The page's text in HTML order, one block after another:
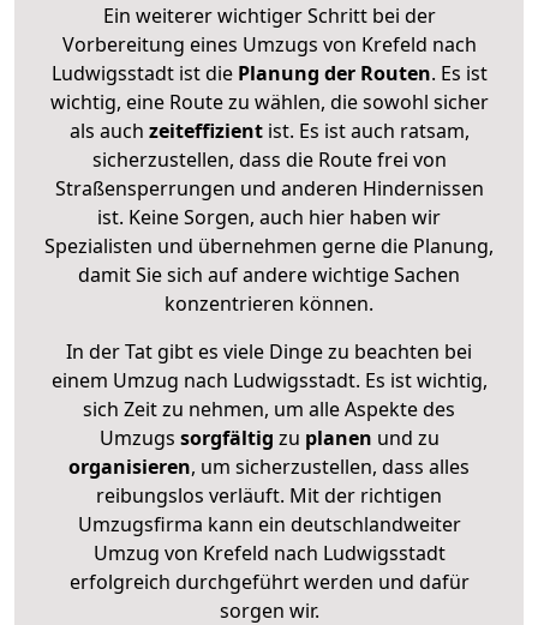
Ein weiterer wichtiger Schritt bei der
Vorbereitung eines Umzugs von Krefeld nach
Ludwigsstadt ist diePlanung der Routen. Es ist
wichtig, eine Route zu wählen, die sowohl sicher
als auch zeiteffizientist. Es ist auch ratsam,
sicherzustellen, dass die Route frei von
Straßensperrungen und anderen Hindernissen
ist. Keine Sorgen, auch hier haben wir
Spezialisten und übernehmen gerne die Planung,
damit Sie sich auf andere wichtige Sachen
konzentrieren können.
In der Tat gibt es viele Dinge zu beachten bei
einem Umzug nach Ludwigsstadt. Es ist wichtig,
sich Zeit zu nehmen, um alle Aspekte des
Umzugs sorgfältig zu planen und zu
organisieren, um sicherzustellen, dass alles
reibungslos verläuft. Mit der richtigen
Umzugsfirma kann ein deutschlandweiter
Umzug von Krefeld nach Ludwigsstadt
erfolgreich durchgeführt werden und dafür
sorgen wir.